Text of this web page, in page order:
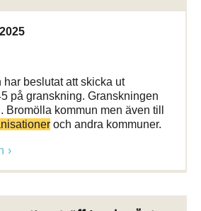
har beslutat att skicka ut
på granskning. Granskningen
Bromölla kommun men även till
och andra kommuner.